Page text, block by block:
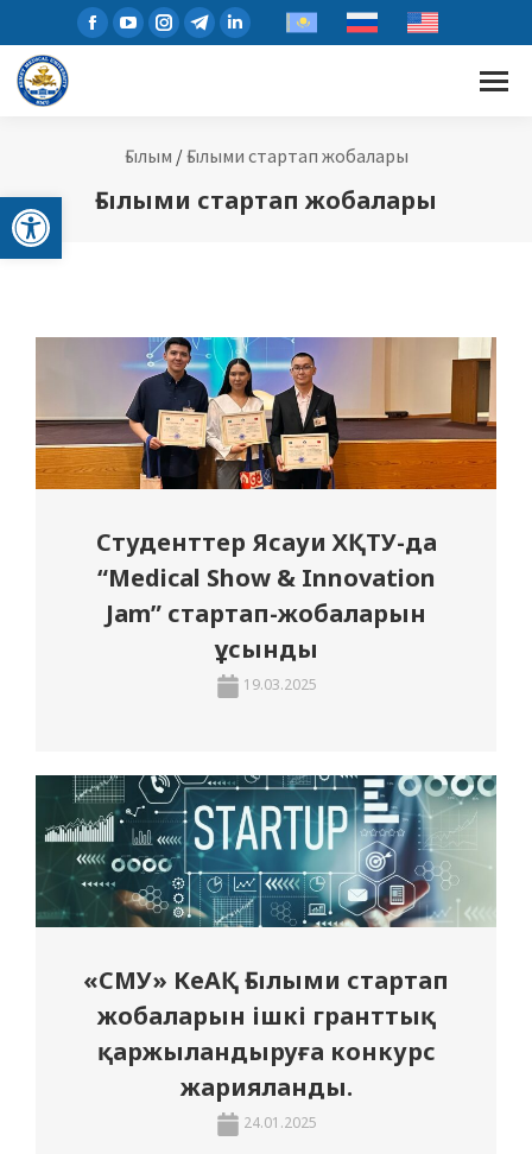
Open toolbar
Ғылым /Ғылыми стартап жобалары
Ғылыми стартап жобалары
Студенттер Ясауи ХҚТУ-да
“Medical Show & Innovation
Jam” стартап-жобаларын
ұсынды
19.03.2025
«СМУ» КеАҚ Ғылыми стартап
жобаларын ішкі гранттық
қаржыландыруға конкурс
жарияланды.
24.01.2025